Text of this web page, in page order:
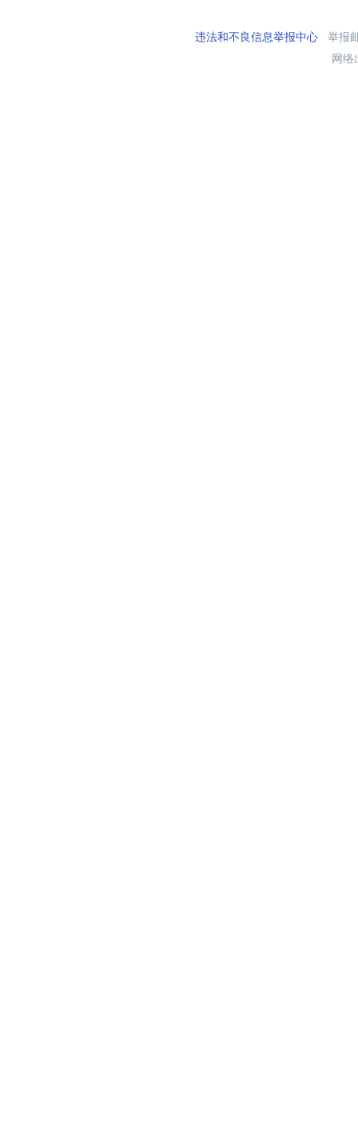
违法和不良信息举报中心举报
网